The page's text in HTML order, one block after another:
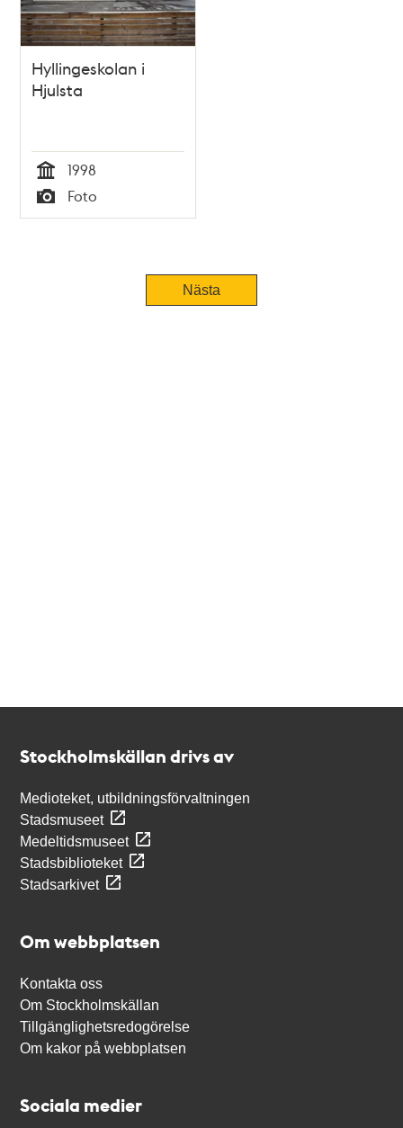
Hyllingeskolan i
Hjulsta
Tid
1998
Typ
Foto
Nästa
Stockholmskällan drivs av
Medioteket, utbildningsförvaltningen
Stadsmuseet
Medeltidsmuseet
Stadsbiblioteket
Stadsarkivet
Om webbplatsen
Kontakta oss
Om Stockholmskällan
Tillgänglighetsredogörelse
Om kakor på webbplatsen
Sociala medier